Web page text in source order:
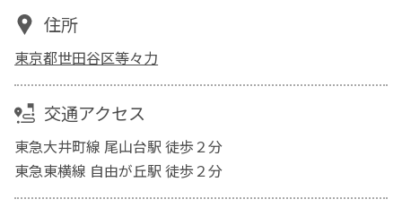
住所
東京都世田谷区等々力
交通アクセス
東急大井町線 尾山台駅 徒歩２分
東急東横線 自由が丘駅 徒歩２分